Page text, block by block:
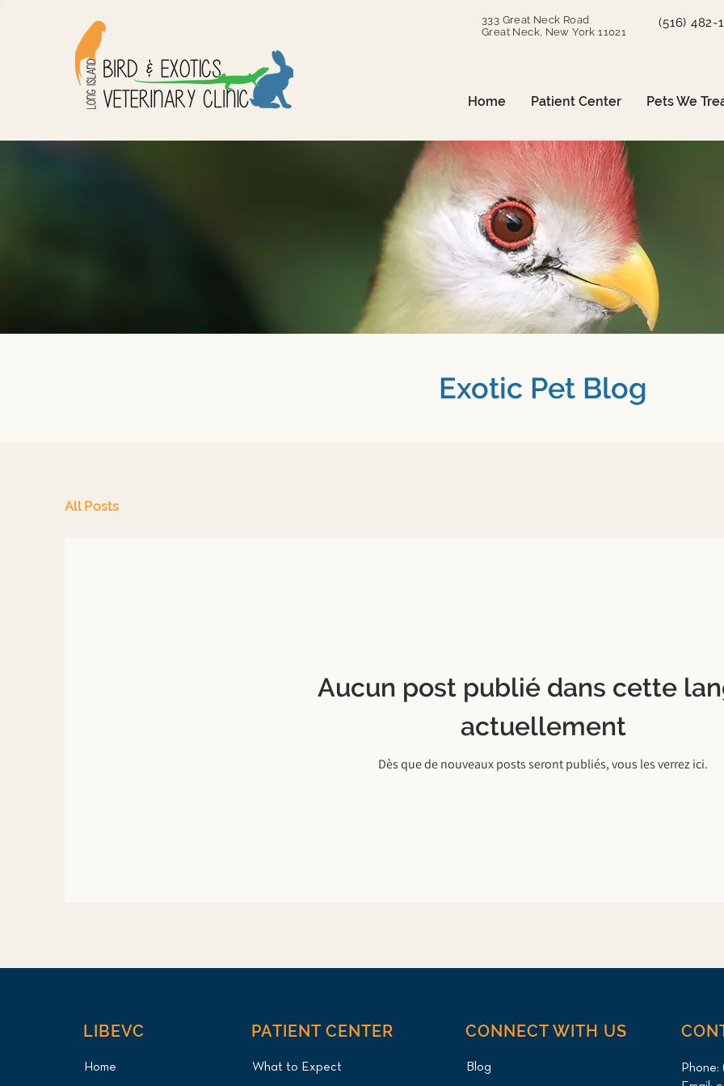
333 Great Neck Road
Great Neck, New York 11021
(516) 482-
Home Patient Center Pets We
Exotic Pet Blog
All Posts
Aucun post publié dans cette
actuellement
Dès que de nouveaux posts seront publiés, vous les verrez ici.
LIBEVC
Home
PATIENT CENTER
What to Expect
CONNECT WITH US
Blog Phone: